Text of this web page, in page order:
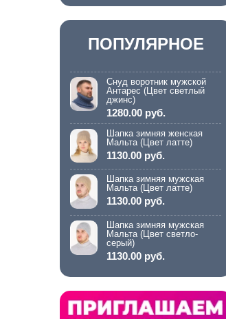
ПОПУЛЯРНОЕ
Снуд воротник мужской
Антарес (Цвет светлый
джинс)
1280.00 руб.
Шапка зимняя женская
Мальта (Цвет латте)
1130.00 руб.
Шапка зимняя мужская
Мальта (Цвет латте)
1130.00 руб.
Шапка зимняя мужская
Мальта (Цвет светло-
серый)
1130.00 руб.